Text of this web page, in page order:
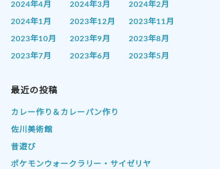
2024年4月 2024年3月 2024年2月
2024年1月 2023年12月 2023年11月
2023年10月 2023年9月 2023年8月
2023年7月 2023年6月 2023年5月
2023年1月
2022年10月 2022年9月
2022年7月
2022年4月
2022年1月 2021年12月 2021年11月
最近の投稿
カレー作り＆カレーパン作り
佐川美術館
昔遊び
ポケモンウォークラリー・サイゼリヤ